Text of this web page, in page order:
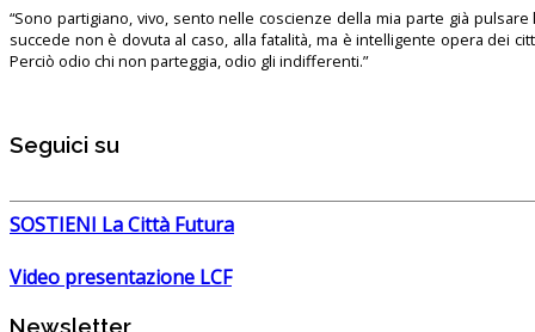
“Sono partigiano, vivo, sento nelle coscienze della mia parte già pulsare
succede non è dovuta al caso, alla fatalità, ma è intelligente opera dei
Perciò odio chi non parteggia, odio gli indifferenti.”
Seguici su
SOSTIENI La Città Futura
Video presentazione LCF
Newsletter